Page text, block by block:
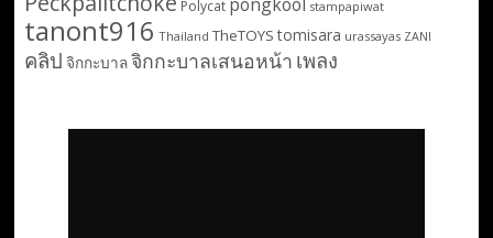
Polycat stampapiwat
tanont916 Thailand TheTOYS tomisara urassayas ZANI
คลิป จิกกะบาลจิกกะบาลเสนอหน้า เพลง